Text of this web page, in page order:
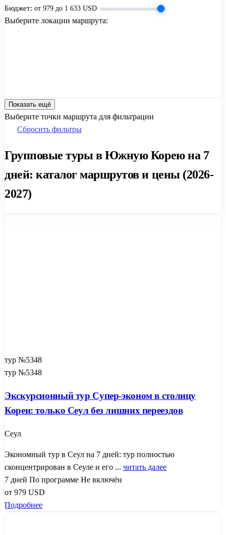
Бюджет: от 979 до 1 633 USD
Выберите локации маршрута:
Показать ещё
Выберите точки маршрута для фильтрации
Сбросить фильтры
Групповые туры в Южную Корею на 7
дней: каталог маршрутов и цены (2026-
2027)
тур №5348
тур №5348
Экскурсионный тур Супер-эконом в столицу
Кореи: только Сеул без лишних переездов
Сеул
Экономный тур в Сеул на 7 дней: тур полностью
сконцентрирован в Сеуле и его ... читать далее
7 дней По программе Не включён
от 979 USD
Подробнее